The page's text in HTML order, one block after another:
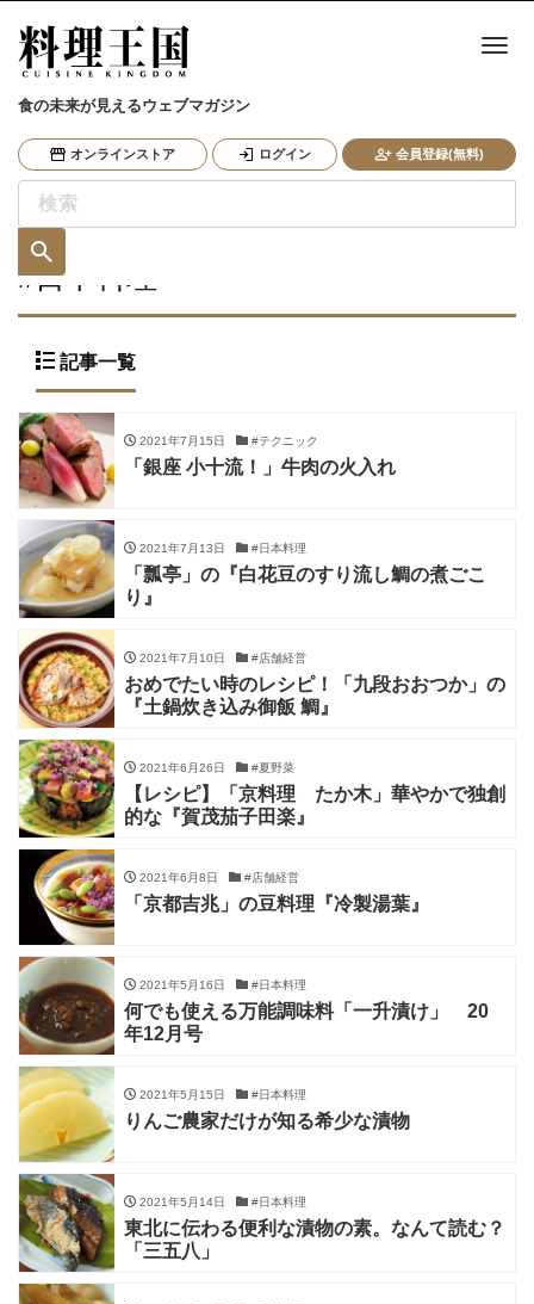
食の未来が見えるウェブマガジン
オンラインストア ログイン 会員登録(無料)
ナ
#日本料理
記事一覧
2021年7月15日 #テクニック
「銀座 小十流！」牛肉の火入れ
2021年7月13日 #日本料理
「瓢亭」の『白花豆のすり流し鯛の煮ごこ
り』
2021年7月10日 #店舗経営
おめでたい時のレシピ！「九段おおつか」の
『土鍋炊き込み御飯 鯛』
2021年6月26日 #夏野菜
【レシピ】「京料理 たか木」華やかで独創
的な『賀茂茄子田楽』
2021年6月8日 #店舗経営
「京都吉兆」の豆料理『冷製湯葉』
2021年5月16日 #日本料理
何でも使える万能調味料「一升漬け」 20
年12月号
2021年5月15日 #日本料理
りんご農家だけが知る希少な漬物
2021年5月14日 #日本料理
東北に伝わる便利な漬物の素。なんて読む？
「三五八」